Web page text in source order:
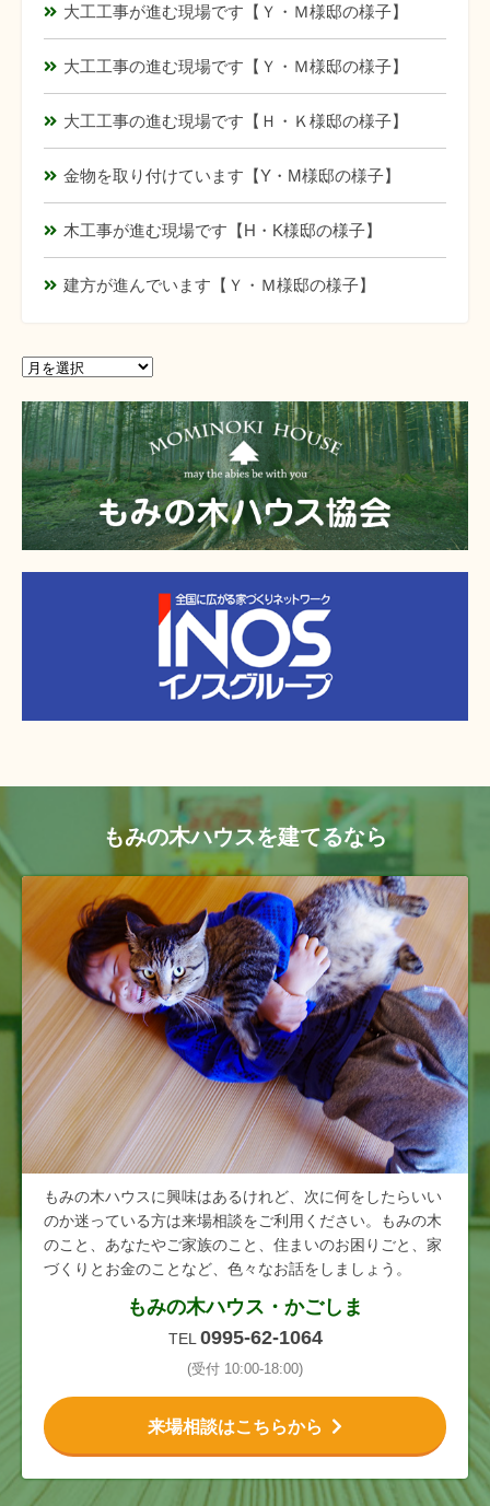
大工工事が進む現場です【Ｙ・Ｍ様邸の様子】
大工工事の進む現場です【Ｙ・Ｍ様邸の様子】
大工工事の進む現場です【Ｈ・Ｋ様邸の様子】
金物を取り付けています【Y・M様邸の様子】
木工事が進む現場です【H・K様邸の様子】
建方が進んでいます【Ｙ・Ｍ様邸の様子】
ア
カ
イ
ブ
ア
カ
イ
ブ
もみの木ハウスを建てるなら
もみの木ハウスに興味はあるけれど、次に何をしたらいい
のか迷っている方は来場相談をご利用ください。もみの木
のこと、あなたやご家族のこと、住まいのお困りごと、家
づくりとお金のことなど、色々なお話をしましょう。
もみの木ハウス・かごしま
TEL 0995-62-1064
(受付 10:00-18:00)
来場相談はこちらから